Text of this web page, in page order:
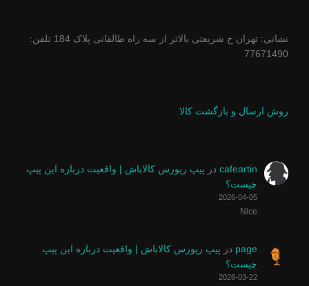
نشانی: تهران خ شریعتی بالاتر از سه راه طالقانی پلاک 184 تلفن:
77671490
روش ارسال و بازگشت کالا
cafeartin در پیپ ریورس کالاباش | واقعیت درباره این پیپ
چیست؟
2026-04-05
Nice
page در پیپ ریورس کالاباش | واقعیت درباره این پیپ
چیست؟
2026-03-22